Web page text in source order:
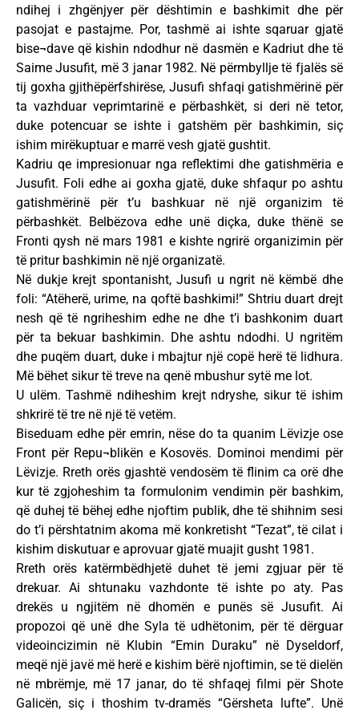
ndihej i zhgënjyer për dështimin e bashkimit dhe për
pasojat e pastajme. Por, tashmë ai ishte sqaruar gjatë
bise¬dave që kishin ndodhur në dasmën e Kadriut dhe të
Saime Jusufit, më 3 janar 1982. Në përmbyllje të fjalës së
tij goxha gjithëpërfshirëse, Jusufi shfaqi gatishmërinë për
ta vazhduar veprimtarinë e përbashkët, si deri në tetor,
duke potencuar se ishte i gatshëm për bashkimin, siç
ishim mirëkuptuar e marrë vesh gjatë gushtit.
Kadriu qe impresionuar nga reflektimi dhe gatishmëria e
Jusufit. Foli edhe ai goxha gjatë, duke shfaqur po ashtu
gatishmërinë për t’u bashkuar në një organizim të
përbashkët. Belbëzova edhe unë diçka, duke thënë se
Fronti qysh në mars 1981 e kishte ngrirë organizimin për
të pritur bashkimin në një organizatë.
Në dukje krejt spontanisht, Jusufi u ngrit në këmbë dhe
foli: “Atëherë, urime, na qoftë bashkimi!” Shtriu duart drejt
nesh që të ngriheshim edhe ne dhe t’i bashkonim duart
për ta bekuar bashkimin. Dhe ashtu ndodhi. U ngritëm
dhe puqëm duart, duke i mbajtur një copë herë të lidhura.
Më bëhet sikur të treve na qenë mbushur sytë me lot.
U ulëm. Tashmë ndiheshim krejt ndryshe, sikur të ishim
shkrirë të tre në një të vetëm.
Biseduam edhe për emrin, nëse do ta quanim Lëvizje ose
Front për Repu¬blikën e Kosovës. Dominoi mendimi për
Lëvizje. Rreth orës gjashtë vendosëm të flinim ca orë dhe
kur të zgjoheshim ta formulonim vendimin për bashkim,
që duhej të bëhej edhe njoftim publik, dhe të shihnim sesi
do t’i përshtatnim akoma më konkretisht “Tezat”, të cilat i
kishim diskutuar e aprovuar gjatë muajit gusht 1981.
Rreth orës katërmbëdhjetë duhet të jemi zgjuar për të
drekuar. Ai shtunaku vazhdonte të ishte po aty. Pas
drekës u ngjitëm në dhomën e punës së Jusufit. Ai
propozoi që unë dhe Syla të udhëtonim, për të dërguar
videoincizimin në Klubin “Emin Duraku” në Dyseldorf,
meqë një javë më herë e kishim bërë njoftimin, se të dielën
në mbrëmje, më 17 janar, do të shfaqej filmi për Shote
Galicën, siç i thoshim tv-dramës “Gërsheta lufte”. Unë